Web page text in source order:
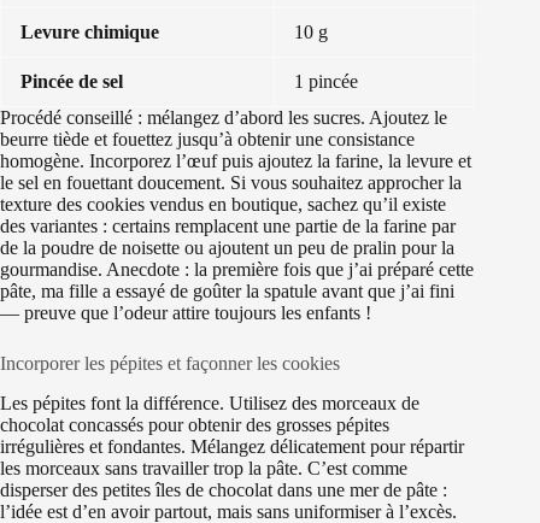
Levure chimique 10 g
Pincée de sel
1 pincée
Procédé conseillé : mélangez d’abord les sucres. Ajoutez le
beurre tiède et fouettez jusqu’à obtenir une consistance
homogène. Incorporez l’œuf puis ajoutez la farine, la levure et
le sel en fouettant doucement. Si vous souhaitez approcher la
texture des cookies vendus en boutique, sachez qu’il existe
des variantes : certains remplacent une partie de la farine par
de la poudre de noisette ou ajoutent un peu de pralin pour la
gourmandise. Anecdote : la première fois que j’ai préparé cette
pâte, ma fille a essayé de goûter la spatule avant que j’ai fini
— preuve que l’odeur attire toujours les enfants !
Incorporer les pépites et façonner les cookies
Les pépites font la différence. Utilisez des morceaux de
chocolat concassés pour obtenir des grosses pépites
irrégulières et fondantes. Mélangez délicatement pour répartir
les morceaux sans travailler trop la pâte. C’est comme
disperser des petites îles de chocolat dans une mer de pâte :
l’idée est d’en avoir partout, mais sans uniformiser à l’excès.